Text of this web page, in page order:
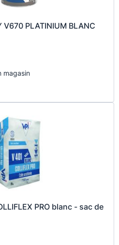
V670 PLATINIUM BLANC
magasin
PRO blanc - sac de